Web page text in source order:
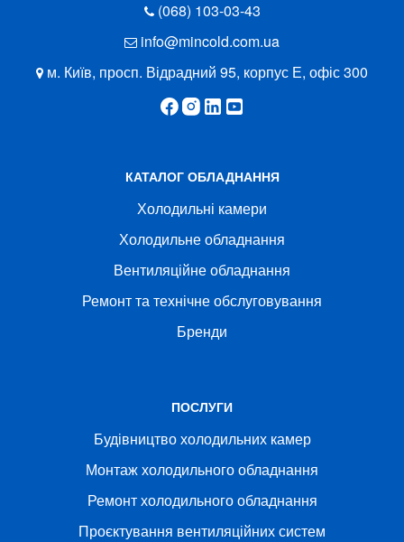
(068) 103-03-43
info@mincold.com.ua
м. Київ, просп. Відрадний 95, корпус Е, офіс 300
КАТАЛОГ ОБЛАДНАННЯ
Холодильні камери
Холодильне обладнання
Вентиляційне обладнання
Ремонт та технічне обслуговування
Бренди
ПОСЛУГИ
Будівництво холодильних камер
Монтаж холодильного обладнання
Ремонт холодильного обладнання
Проєктування вентиляційних систем